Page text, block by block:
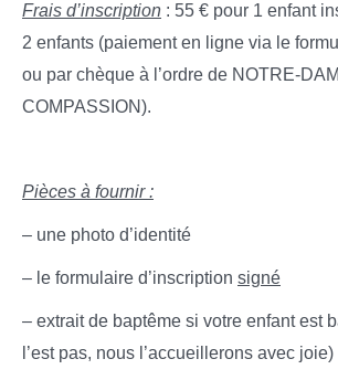
Frais d’inscription : 55 € pour 1 enfant
2 enfants (paiement en ligne via le
ou par chèque à l’ordre de NOTRE-
COMPASSION).
Pièces à fournir :
– une photo d’identité
– le formulaire d’inscription signé
– extrait de baptême si votre enfant est
l’est pas, nous l’accueillerons avec joie)